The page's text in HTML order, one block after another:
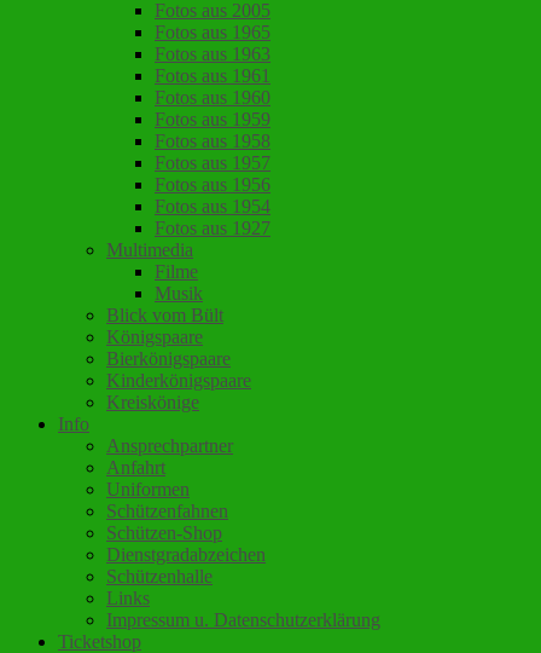
Fotos aus 2005
Fotos aus 1965
Fotos aus 1963
Fotos aus 1961
Fotos aus 1960
Fotos aus 1959
Fotos aus 1958
Fotos aus 1957
Fotos aus 1956
Fotos aus 1954
Fotos aus 1927
Multimedia
Filme
Musik
Blick vom Bült
Königspaare
Bierkönigspaare
Kinderkönigspaare
Kreiskönige
Info
Ansprechpartner
Anfahrt
Uniformen
Schützenfahnen
Schützen-Shop
Dienstgradabzeichen
Schützenhalle
Links
Impressum u. Datenschutzerklärung
Ticketshop